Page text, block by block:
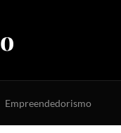
Empreendedorismo